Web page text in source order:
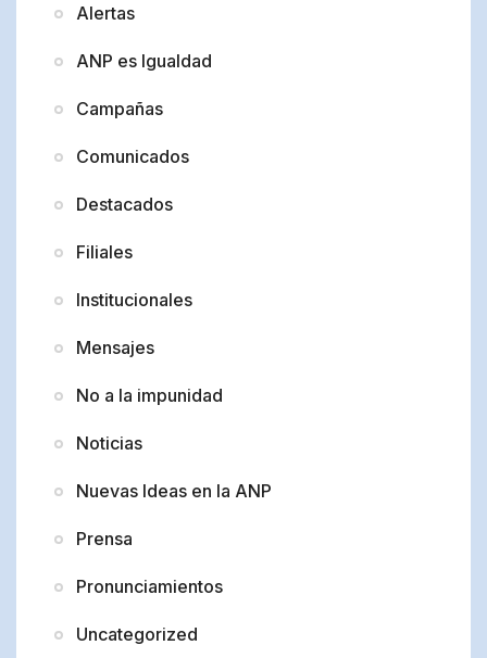
Alertas
ANP es Igualdad
Campañas
Comunicados
Destacados
Filiales
Institucionales
Mensajes
No a la impunidad
Noticias
Nuevas Ideas en la ANP
Prensa
Pronunciamientos
Uncategorized